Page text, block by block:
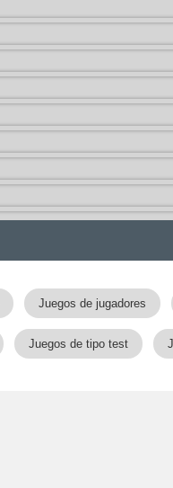
Juegos de jugadores
Juegos de tipo test